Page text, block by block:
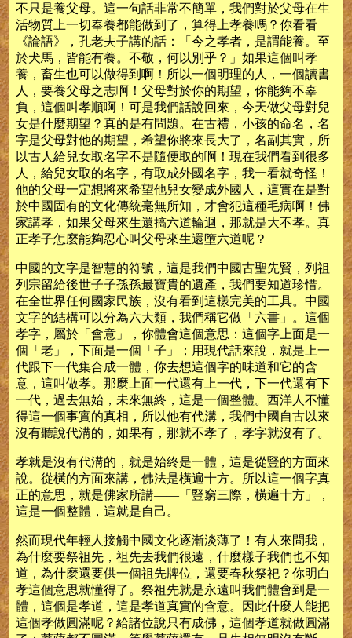
不只是養父母。這一句話非常不簡單，我們對於父母在生
活物質上一切奉養都能做到了，算得上孝養嗎？你看看
《論語》，孔老夫子講的話：「今之孝者，是謂能養。至
於犬馬，皆能有養。不敬，何以別乎？」如果這個叫孝
養，畜生也可以做得到啊！所以一個明理的人，一個讀書
人，要養父母之志啊！父母對於你的期望，你能夠不辜
負，這個叫孝順啊！可是我們話說回來，今天做父母對兒
女是什麼期望？真的是有問題。在古禮，小孩的命名，名
字是父母對他的期望，希望你將來長大了，名副其實，所
以古人給兒女取名字不是隨便取的啊！現在我們看到很多
人，給兒女取的名字，有取成外國名字，我一看就奇怪！
他的父母一定想將來希望他兒女變成外國人，這實在是對
於中國固有的文化傳統毫無所知，才會犯這種毛病啊！佛
家講孝，如果父母來生還搞六道輪迴，那就是大不孝。真
正孝子怎麼能夠忍心叫父母來生還墮六道呢？
中國的文字是智慧的符號，這是我們中國古聖先賢，列祖
列宗留給後世子子孫孫最寶貴的遺產，我們要知道珍惜。
在全世界任何國家民族，沒有看到這樣完美的工具。中國
文字的結構可以分為六大類，我們稱它做「六書」。這個
孝字，屬於「會意」，你體會這個意思：這個字上面是一
個「老」，下面是一個「子」；用現代話來說，就是上一
代跟下一代集合成一體，你去想這個字的味道和它的含
意，這叫做孝。那麼上面一代還有上一代，下一代還有下
一代，過去無始，未來無終，這是一個整體。西洋人不懂
得這一個事實的真相，所以他有代溝，我們中國自古以來
沒有聽說代溝的，如果有，那就不孝了，孝字就沒有了。
孝就是沒有代溝的，就是始終是一體，這是從豎的方面來
說。從橫的方面來講，佛法是橫遍十方。所以這一個字真
正的意思，就是佛家所講——「豎窮三際，橫遍十方」，
這是一個整體，這就是自己。
然而現代年輕人接觸中國文化逐漸淡薄了！有人來問我，
為什麼要祭祖先，祖先去我們很遠，什麼樣子我們也不知
道，為什麼還要供一個祖先牌位，還要春秋祭祀？你明白
孝這個意思就懂得了。祭祖先就是永遠叫我們體會到是一
體，這個是孝道，這是孝道真實的含意。因此什麼人能把
這個孝做圓滿呢？給諸位說只有成佛，這個孝道就做圓滿